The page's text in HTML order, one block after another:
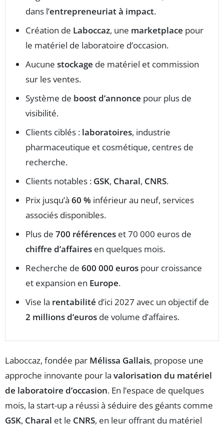
dans l’entrepreneuriat à impact.
Création de Laboccaz, une marketplace pour
le matériel de laboratoire d’occasion.
Aucune stockage de matériel et commission
sur les ventes.
Système de boost d’annonce pour plus de
visibilité.
Clients ciblés : laboratoires, industrie
pharmaceutique et cosmétique, centres de
recherche.
Clients notables : GSK, Charal, CNRS.
Prix jusqu’à 60 % inférieur au neuf, services
associés disponibles.
Plus de 700 références et 70 000 euros de
chiffre d’affaires en quelques mois.
Recherche de 600 000 euros pour croissance
et expansion en Europe.
Vise la rentabilité d’ici 2027 avec un objectif de
2 millions d’euros de volume d’affaires.
Laboccaz, fondée par Mélissa Gallais, propose une
approche innovante pour la valorisation du matériel
de laboratoire d’occasion. En l’espace de quelques
mois, la start-up a réussi à séduire des géants comme
GSK, Charal et le CNRS, en leur offrant du matériel